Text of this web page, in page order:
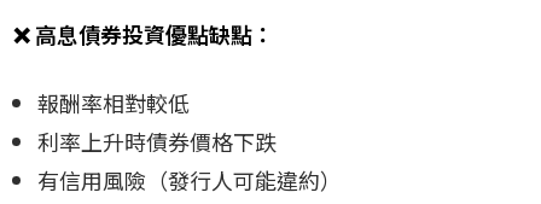
❌高息債券投資優點缺點：
報酬率相對較低
利率上升時債券價格下跌
有信用風險（發行人可能違約）